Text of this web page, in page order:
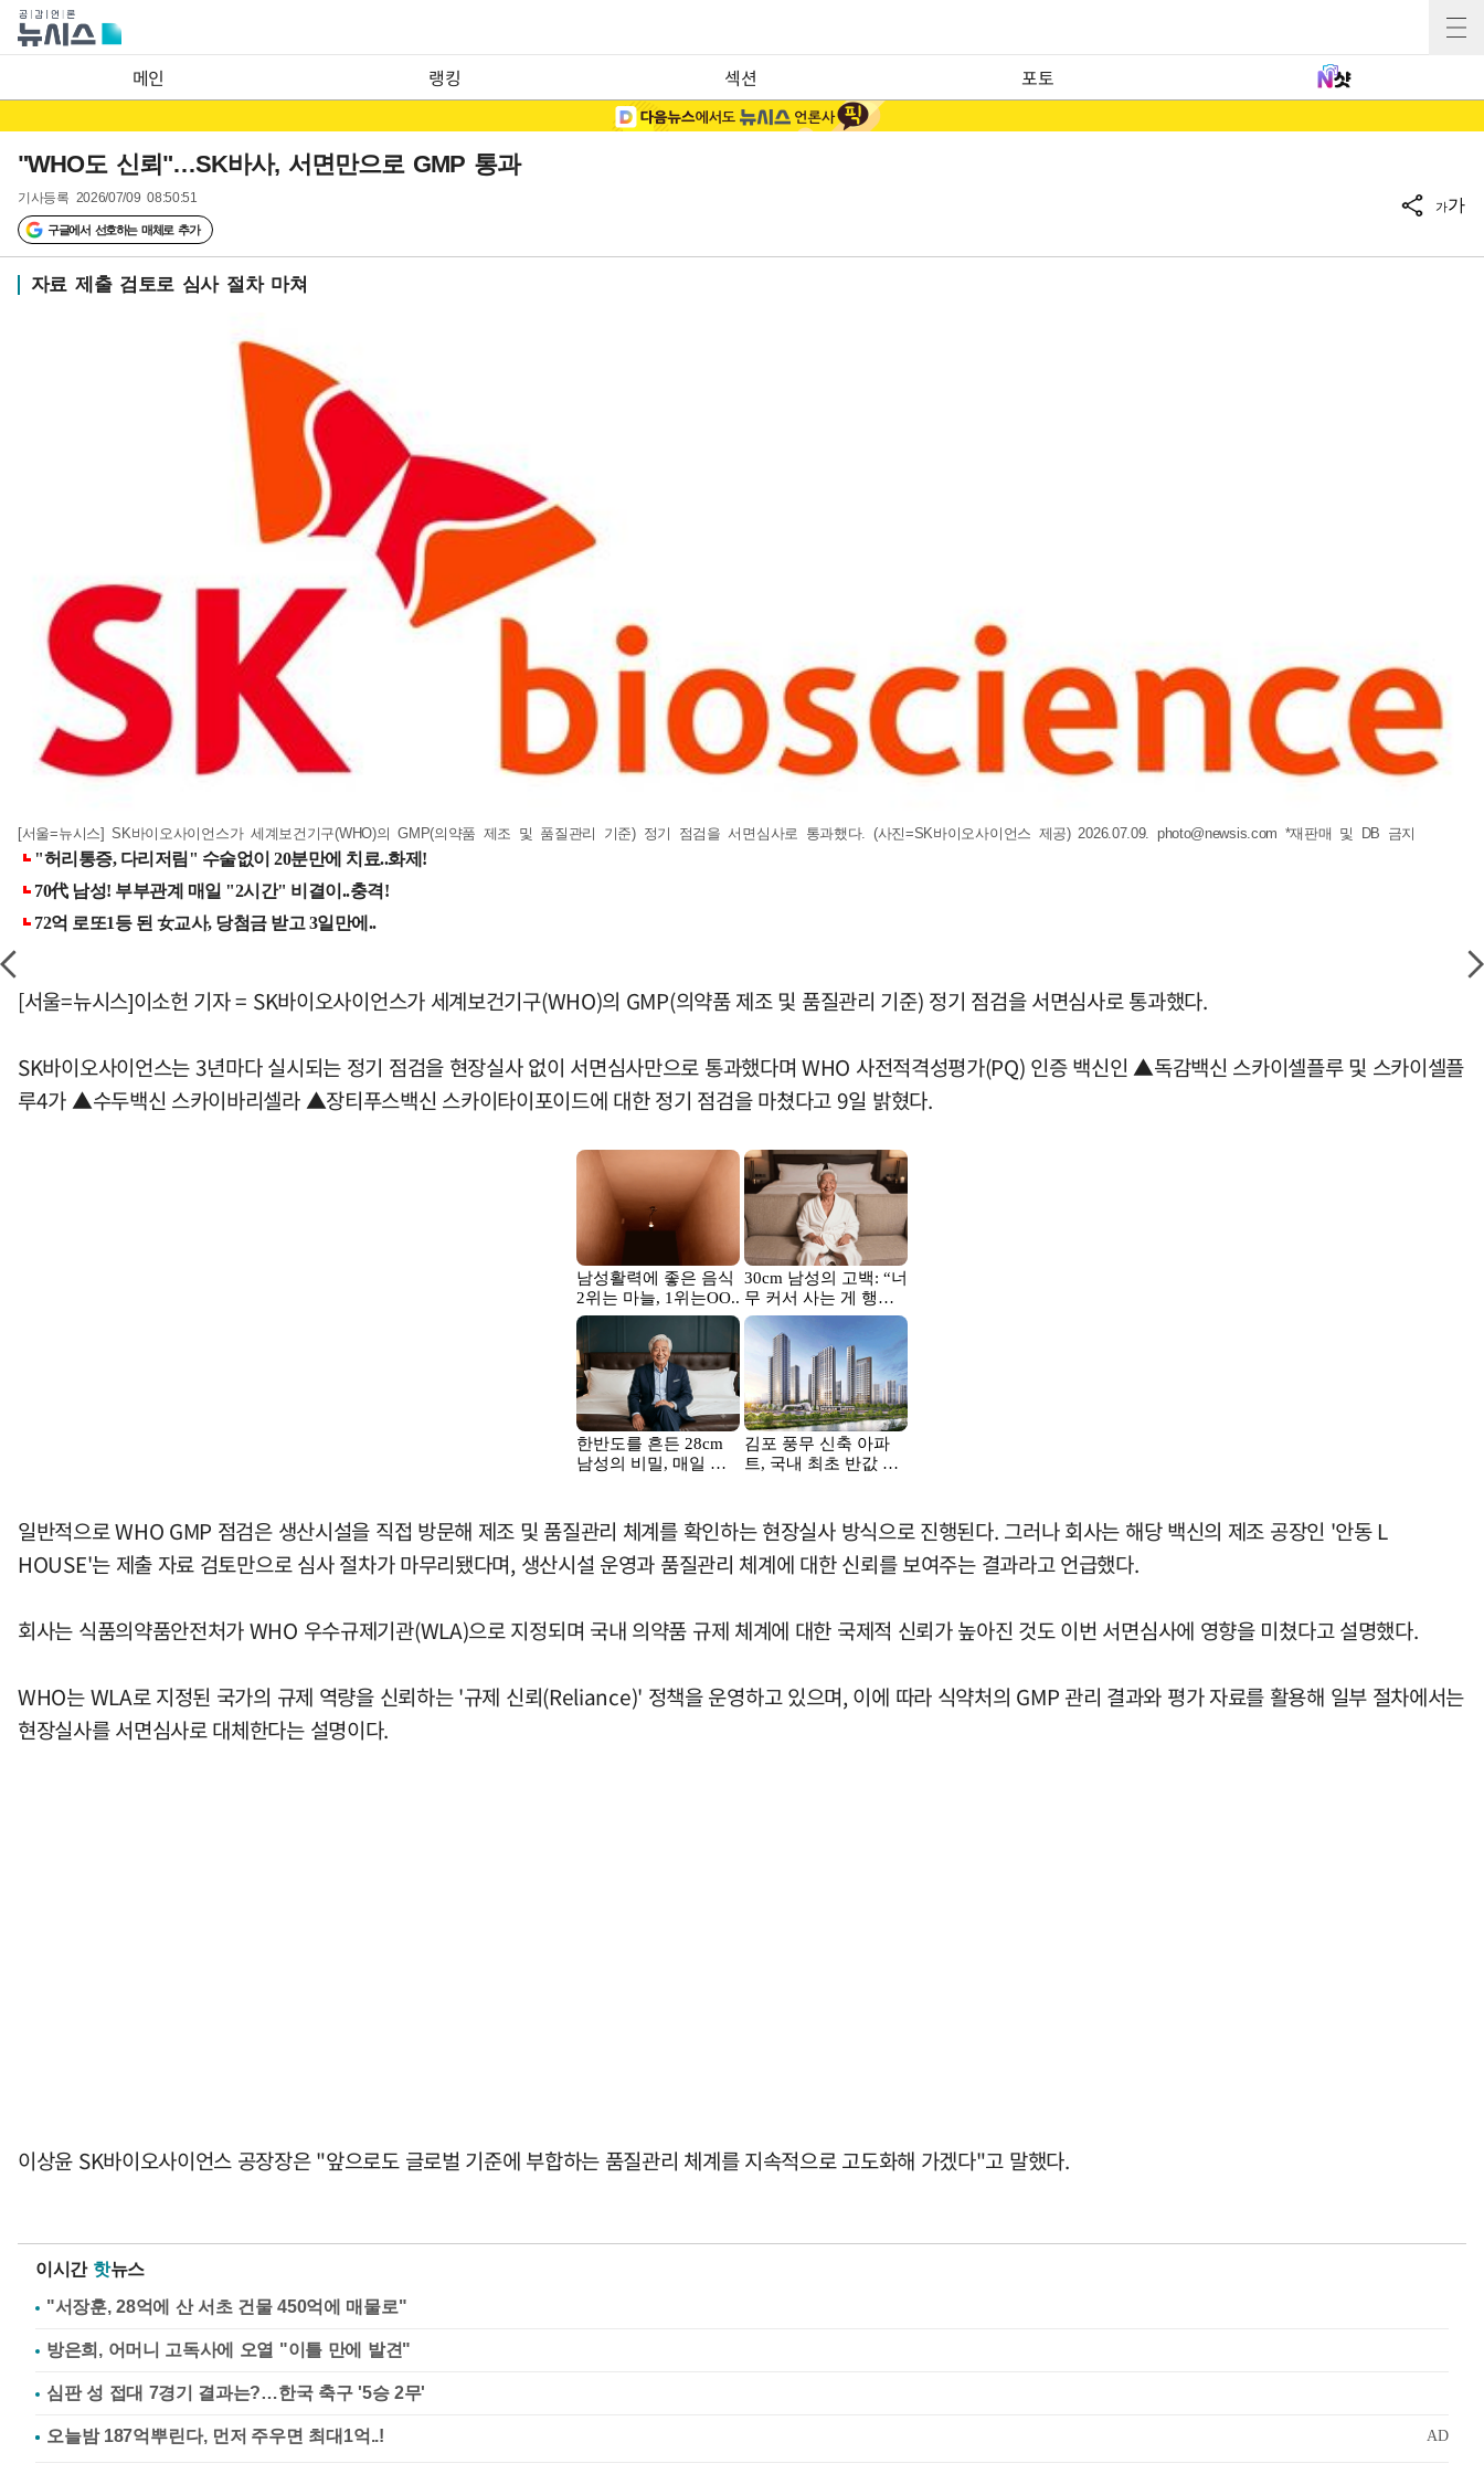
메인 랭킹 섹션 포토
"WHO도 신뢰"…SK바사, 서면만으로 GMP 통과
기사등록 2026/07/09 08:50:51
구글에서 선호하는 매체로 추가
가가
자료 제출 검토로 심사 절차 마쳐
[서울=뉴시스] SK바이오사이언스가 세계보건기구(WHO)의 GMP(의약품 제조 및 품질관리 기준) 정기 점검을 서면심사로 통과했다. (사진=SK바이오사이언스 제공) 2026.07.09. photo@newsis.com *재판매 및 DB 금지
[서울=뉴시스]이소헌 기자 = SK바이오사이언스가 세계보건기구(WHO)의 GMP(의약품 제조 및 품질관리 기준) 정기 점검을 서면심사로 통과했다.
SK바이오사이언스는 3년마다 실시되는 정기 점검을 현장실사 없이 서면심사만으로 통과했다며 WHO 사전적격성평가(PQ) 인증 백신인 ▲독감백신 스카이셀플루 및 스카이셀플
루4가 ▲수두백신 스카이바리셀라 ▲장티푸스백신 스카이타이포이드에 대한 정기 점검을 마쳤다고 9일 밝혔다.
일반적으로 WHO GMP 점검은 생산시설을 직접 방문해 제조 및 품질관리 체계를 확인하는 현장실사 방식으로 진행된다. 그러나 회사는 해당 백신의 제조 공장인 '안동 L
HOUSE'는 제출 자료 검토만으로 심사 절차가 마무리됐다며, 생산시설 운영과 품질관리 체계에 대한 신뢰를 보여주는 결과라고 언급했다.
회사는 식품의약품안전처가 WHO 우수규제기관(WLA)으로 지정되며 국내 의약품 규제 체계에 대한 국제적 신뢰가 높아진 것도 이번 서면심사에 영향을 미쳤다고 설명했다.
WHO는 WLA로 지정된 국가의 규제 역량을 신뢰하는 '규제 신뢰(Reliance)' 정책을 운영하고 있으며, 이에 따라 식약처의 GMP 관리 결과와 평가 자료를 활용해 일부 절차에서는
현장실사를 서면심사로 대체한다는 설명이다.
이상윤 SK바이오사이언스 공장장은 "앞으로도 글로벌 기준에 부합하는 품질관리 체계를 지속적으로 고도화해 가겠다"고 말했다.
이시간 핫뉴스
"서장훈, 28억에 산 서초 건물 450억에 매물로"
방은희, 어머니 고독사에 오열 "이틀 만에 발견"
심판 성 접대 7경기 결과는?…한국 축구 '5승 2무'